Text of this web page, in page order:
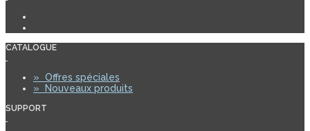
CATALOGUE
» Offres spéciales
»
Nouveaux produits
SUPPORT